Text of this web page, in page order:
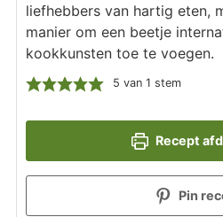
liefhebbers van hartig eten,
manier om een beetje
kookkunsten toe te voegen.
5 van 1 stem
Recept
Pin